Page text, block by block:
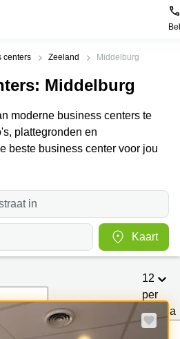
Bel
centers Zeeland Middelburg
: Middelburg
moderne business centers te
plattegronden en
beste business center voor jou
Kaart
12
per
pagina